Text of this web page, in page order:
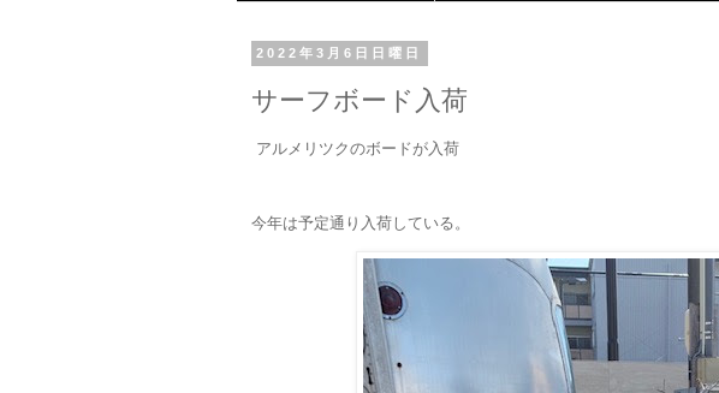
2022年3月6日日曜日
サーフボード入荷
アルメリツクのボードが入荷
今年は予定通り入荷している。